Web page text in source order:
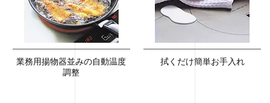
業務用揚物器並みの自動温度
調整
拭くだけ簡単お手入れ